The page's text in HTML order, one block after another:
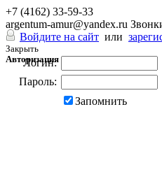
+7 (4162) 33-59-33
argentum-amur@yandex.ru
Войдите на сайт или
Закрыть
Авторизация
Логин:
Пароль:
Запомнить